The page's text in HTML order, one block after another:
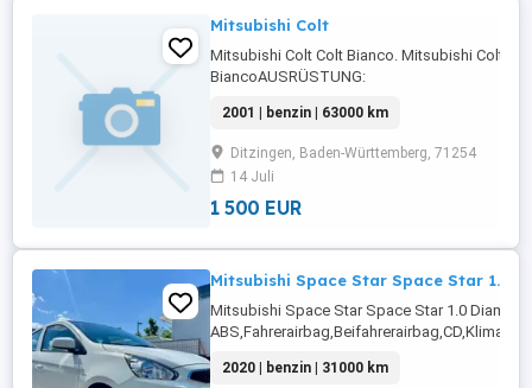
Mitsubishi Colt
Mitsubishi Colt Colt Bianco. Mitsubishi Colt
BiancoAUSRÜSTUNG:
Weitere Infos und KontaktAutoscout24.de
2001 | benzin | 63000 km
Ditzingen, Baden-Württemberg, 71254
14 Juli
1 500 EUR
Mitsubishi Space Star Space Star 1.0
Mitsubishi Space Star Space Star 1.0
Beifahrersitz,Bordcomputer,ESP,MP3,Airbag ...
2020 | benzin | 31000 km